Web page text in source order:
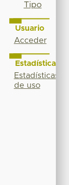
Tipo
Usuario
Acceder
Estadísticas
Estadísticas
de uso